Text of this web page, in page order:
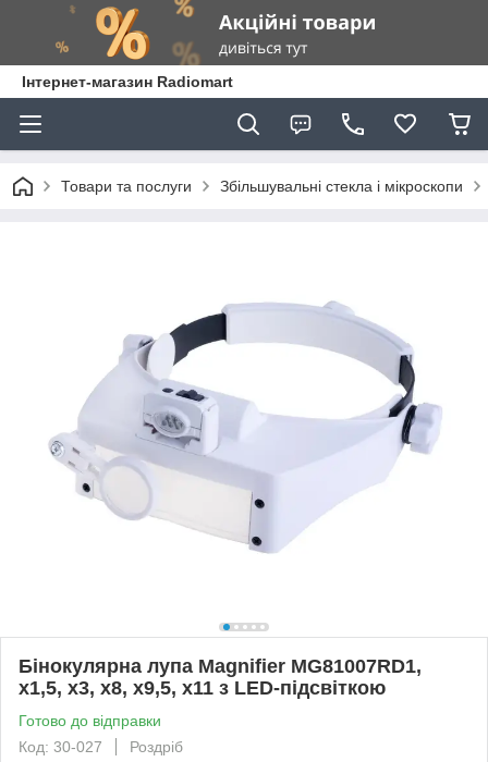
Інтернет-магазин Radiomart
Товари та послуги Збільшувальні стекла і мікроскопи
Бінокулярна лупа Magnifier MG81007RD1,
x1,5, x3, x8, x9,5, x11 з LED-підсвіткою
Готово до відправки
Код: 30-027
Роздріб